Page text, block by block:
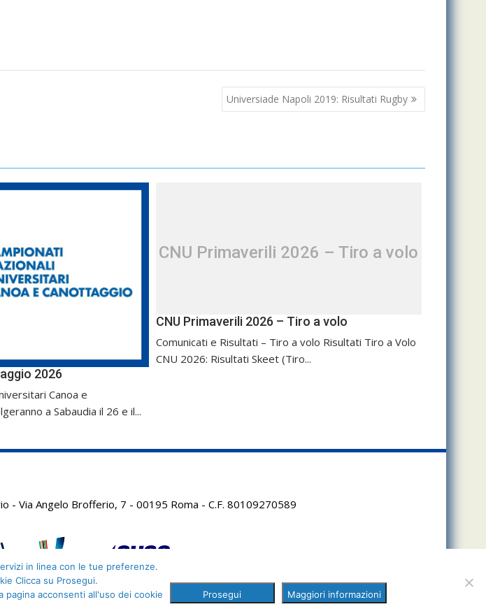
Universiade Napoli 2019: Risultati Rugby
2026
Canoa e
a Sabaudia il 26 e il...
CNU Primaverili 2026 – Tiro a volo
CNU Primaverili 2026 – Tiro a volo
Comunicati e Risultati – Tiro a volo Risultati Tiro a Volo
CNU 2026: Risultati Skeet (Tiro...
- Via Angelo Brofferio, 7 - 00195 Roma - C.F. 80109270589
in linea con le tue preferenze.
Clicca su Prosegui.
pagina acconsenti all'uso dei cookie
Prosegui Maggiori informazioni